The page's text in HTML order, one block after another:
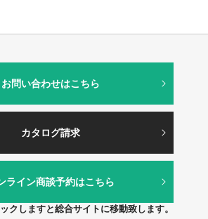
お問い合わせはこちら
カタログ請求
ライン商談予約はこちら
クしますと総合サイトに移動致します。